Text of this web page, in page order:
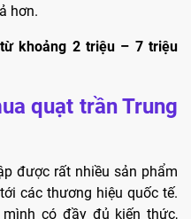
hơn.
khoảng 2 triệu – 7 triệu
quạt trần Trung
được rất nhiều sản phẩm
các thương hiệu quốc tế.
có đầy đủ kiến thức,